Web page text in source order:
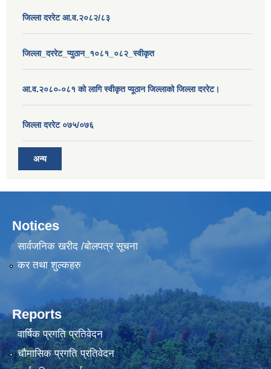
जिल्ला दररेट आ.व.२०८२/८३
जिल्ला_दररेट_प्युठान_१०८१_०८२_स्वीकृत
आ.व.२०८०-०८१ को लागि स्वीकृत प्यूठान जिल्लाको जिल्ला दररेट।
जिल्ला दररेट ०७५/०७६
अन्य
Notices
सार्वजनिक खरीद /बोलपत्र सूचना
कर तथा शुल्कहरु
Reports
वार्षिक प्रगति प्रतिवेदन
चौमासिक प्रगति प्रतिवेदन